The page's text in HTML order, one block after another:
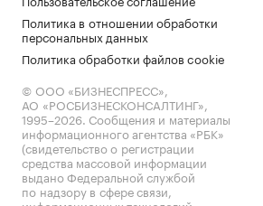
Политика в отношении обработки
персональных данных
Политика обработки файлов cookie
© ООО «БИЗНЕСПРЕСС»,
АО «РОСБИЗНЕСКОНСАЛТИНГ»,
1995–2026. Сообщения и материалы
информационного агентства «РБК»
(свидетельство о регистрации
средства массовой информации
выдано Федеральной службой
по надзору в сфере связи,